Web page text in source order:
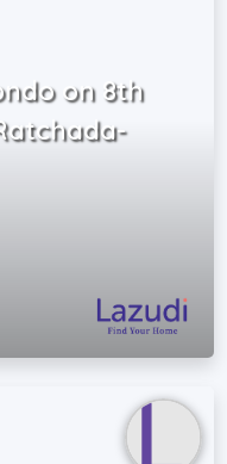
on 8th